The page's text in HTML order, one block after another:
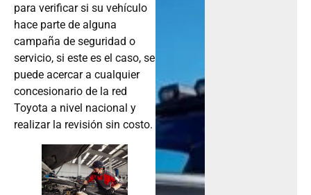
para verificar si su vehículo
hace parte de alguna
campaña de seguridad o
servicio, si este es el caso, se
puede acercar a cualquier
concesionario de la red
Toyota a nivel nacional y
realizar la revisión sin costo.